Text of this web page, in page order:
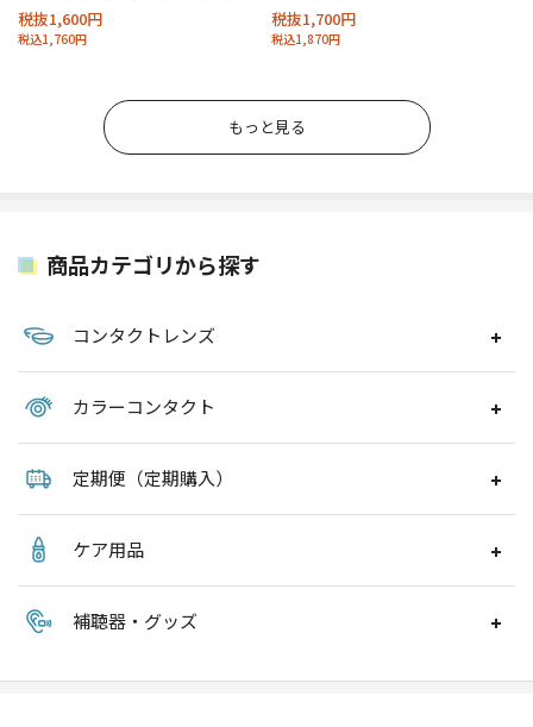
税抜1,600円
税込1,760円
税抜1,700円
税込1,870円
もっと見る
商品カテゴリから探す
コンタクトレンズ
カラーコンタクト
定期便（定期購入）
ケア用品
補聴器・グッズ